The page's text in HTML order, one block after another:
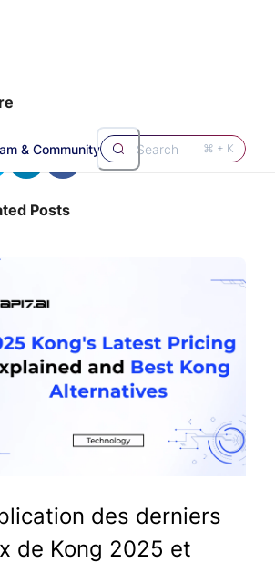
& Community Search ⌘ + K
Posts
des derniers
de Kong 2025 et